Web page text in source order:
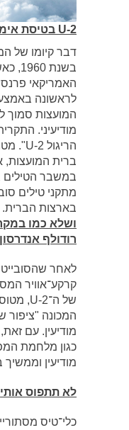
U-2 בטיסת אימון
דבר קיומו של
האמריקאי
המועצות סמוך
מודיעיני.
ברית המועצות,
במשבר הטילים
מתקני טילים
בארצות הברית.
ושלא כמו
רודולף
לאחר
קרקע־אוויר
של ה־U-2, מטוס הריגול
המכונה "ציפור
מודיעין. עם
מודיעין
לא תתפוס אותי
כלי־טיס